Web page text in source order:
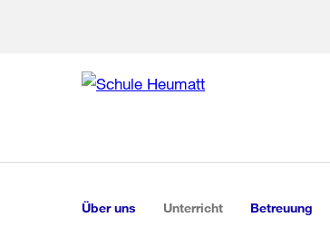
Navigation
Über uns Unterricht(aktiv)Betreuung